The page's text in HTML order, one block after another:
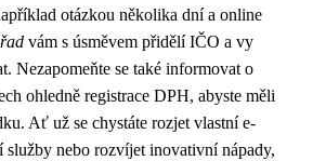
otázkou několika dní a online
vám s úsměvem přidělí IČO a vy
Nezapomeňte se také informovat o
ohledně registrace DPH, abyste měli
Ať už se chystáte rozjet vlastní e-
služby nebo rozvíjet inovativní nápady,